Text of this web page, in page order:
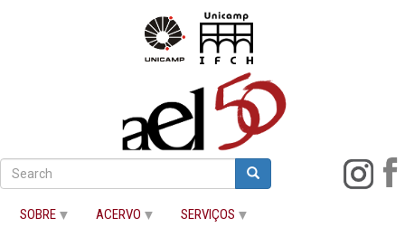
para
o
conteúdo
principal
Buscar
Search Search
SOBRE ACERVO
SERVIÇOS